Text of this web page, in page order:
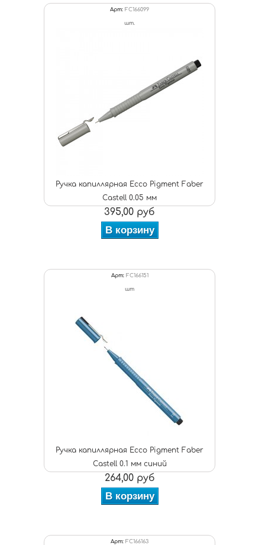
Арт: FC166099
шт.
Ручка капиллярная Ecco Pigment Faber
Castell 0.05 мм
395,00 руб
В корзину
Арт: FC166151
шт
Ручка капиллярная Ecco Pigment Faber
Castell 0.1 мм синий
264,00 руб
В корзину
Арт: FC166163